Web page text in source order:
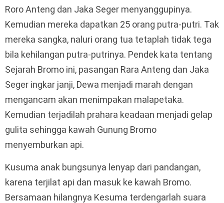
Roro Anteng dan Jaka Seger menyanggupinya.
Kemudian mereka dapatkan 25 orang putra-putri. Tak
mereka sangka, naluri orang tua tetaplah tidak tega
bila kehilangan putra-putrinya. Pendek kata tentang
Sejarah Bromo ini, pasangan Rara Anteng dan Jaka
Seger ingkar janji, Dewa menjadi marah dengan
mengancam akan menimpakan malapetaka.
Kemudian terjadilah prahara keadaan menjadi gelap
gulita sehingga kawah Gunung Bromo
menyemburkan api.
Kusuma anak bungsunya lenyap dari pandangan,
karena terjilat api dan masuk ke kawah Bromo.
Bersamaan hilangnya Kesuma terdengarlah suara